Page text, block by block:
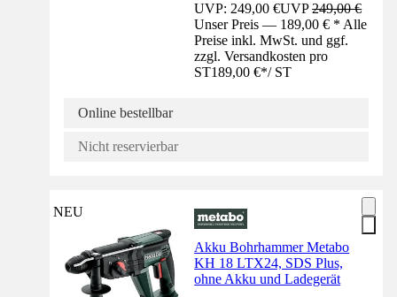
UVP: 249,00 €UVP249,00 €
Unser Preis — 189,00 € * Alle
Preise inkl. MwSt. und ggf.
zzgl. Versandkosten pro
ST189,00 €*/ ST
Online bestellbar
Nicht reservierbar
NEU
Akku Bohrhammer Metabo
KH 18 LTX24, SDS Plus,
ohne Akku und Ladegerät